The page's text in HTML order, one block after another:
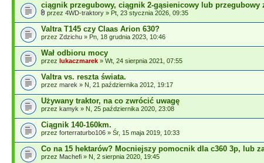
ciągnik przegubowy, ciągnik 2-gąsienicowy lub przegubowy
przez 4WD-traktory » Pt, 23 stycznia 2026, 09:35
Valtra T145 czy Claas Arion 630?
przez Zdzichu » Pn, 18 grudnia 2023, 10:46
Wał odbioru mocy
przez lukaczmarek » Wt, 24 sierpnia 2021, 07:55
Valtra vs. reszta świata.
przez marek » N, 21 października 2012, 19:17
Używany traktor, na co zwrócić uwagę
przez kamyk » N, 25 października 2020, 23:08
Ciągnik 140-160km.
przez forterraturbo106 » Śr, 15 maja 2019, 10:33
Co na 15 hektarów? Mocniejszy pomocnik dla c360 3p, lub
przez Machefi » N, 2 sierpnia 2020, 19:45